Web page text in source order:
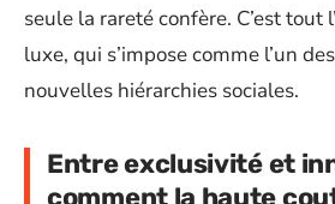
seule la rareté confère. C’est tout
luxe, qui s’impose comme l’un
nouvelles hiérarchies sociales.
Entre exclusivité et
comment la haute